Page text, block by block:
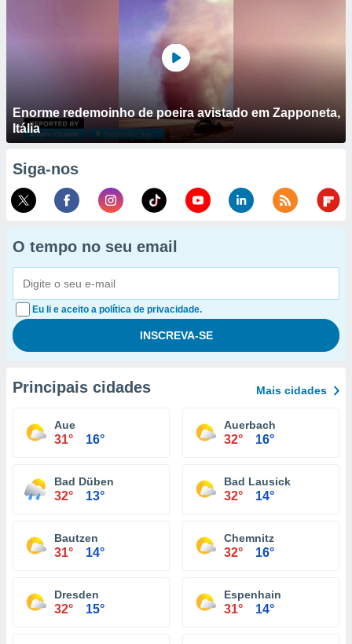
Enorme redemoinho de poeira avistado em Zapponeta,
Itália
Siga-nos
O tempo no seu email
Eu li e aceito a política de privacidade.
Principais cidades Mais cidades
Aue
31° 16°
Auerbach
32° 16°
Bad Düben
32° 13°
Bad Lausick
32° 14°
Bautzen
31° 14°
Chemnitz
32° 16°
Dresden
32° 15°
Espenhain
31° 14°